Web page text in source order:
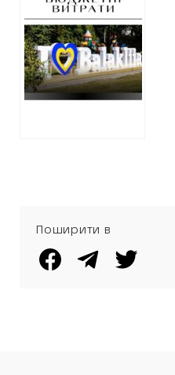
000
відремонтують
знак “Я люблю
Балаклію”, який
уже в цьому році
відновили
Поширити в